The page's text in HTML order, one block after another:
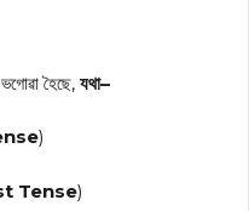
হৈছে, যথা–
)
Tense)